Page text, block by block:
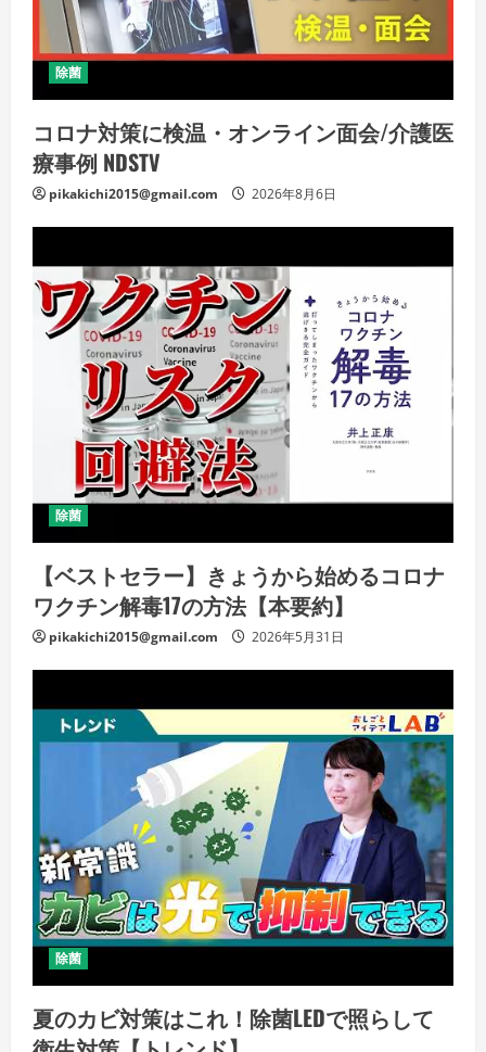
除菌
コロナ対策に検温・オンライン面会/介護医
療事例 NDSTV
pikakichi2015@gmail.com 2026年8月6日
除菌
【ベストセラー】きょうから始めるコロナ
ワクチン解毒17の方法【本要約】
pikakichi2015@gmail.com 2026年5月31日
除菌
夏のカビ対策はこれ！除菌LEDで照らして